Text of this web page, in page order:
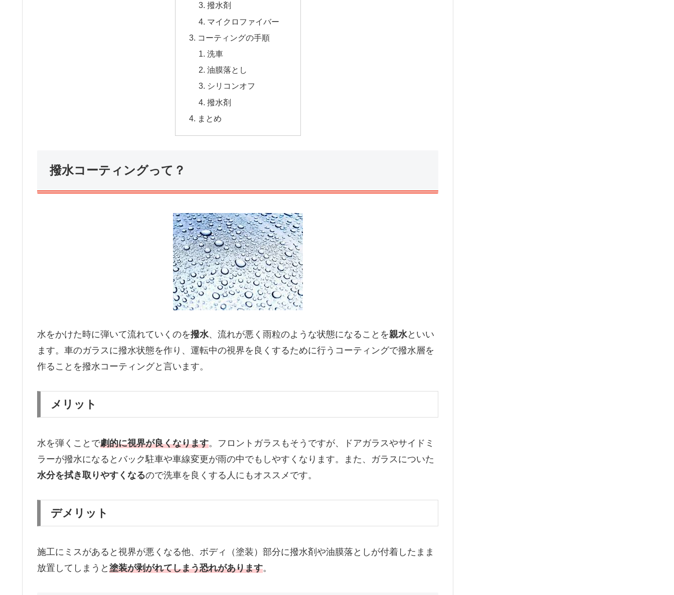
撥水剤
マイクロファイバー
コーティングの手順
洗車
油膜落とし
シリコンオフ
撥水剤
まとめ
撥水コーティングって？
水をかけた時に弾いて流れていくのを撥水、流れが悪く雨粒のような状態になることを親水といい
ます。車のガラスに撥水状態を作り、運転中の視界を良くするために行うコーティングで撥水層を
作ることを撥水コーティングと言います。
メリット
水を弾くことで劇的に視界が良くなります。フロントガラスもそうですが、ドアガラスやサイドミ
ラーが撥水になるとバック駐車や車線変更が雨の中でもしやすくなります。また、ガラスについた
水分を拭き取りやすくなるので洗車を良くする人にもオススメです。
デメリット
施工にミスがあると視界が悪くなる他、ボディ（塗装）部分に撥水剤や油膜落としが付着したまま
放置してしまうと 塗装が剥がれてしまう恐れがあります。